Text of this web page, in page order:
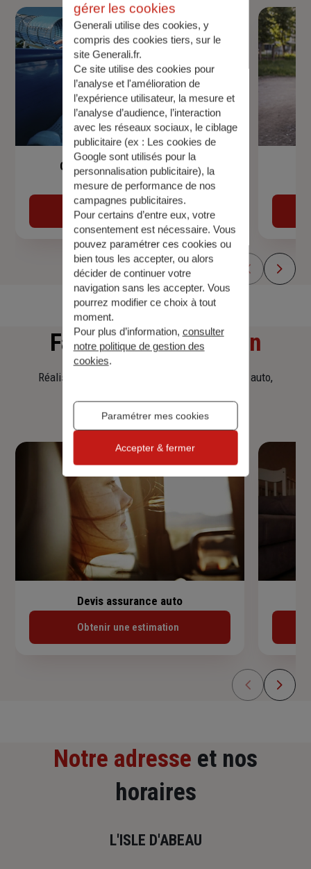
Garantie Accidents de la Vie
Découvrir
Faitesune simulation
Réalisez une simulation tarifaire d'assurance, auto,
Devis assurance auto
Obtenir une estimation
Notre adresse et nos
horaires
L'ISLE D'ABEAU
gérer les cookies
Generali utilise des cookies, y
compris des cookies tiers, sur le
site Generali.fr.
Ce site utilise des cookies pour
l’analyse et l'amélioration de
l’expérience utilisateur, la mesure et
l’analyse d’audience, l’interaction
avec les réseaux sociaux, le ciblage
publicitaire (ex : Les cookies de
Google sont utilisés pour la
personnalisation publicitaire), la
mesure de performance de nos
campagnes publicitaires.
Pour certains d’entre eux, votre
consentement est nécessaire. Vous
pouvez paramétrer ces cookies ou
bien tous les accepter, ou alors
décider de continuer votre
navigation sans les accepter. Vous
pourrez modifier ce choix à tout
moment.
Pour plus d’information, consulter
notre politique de gestion des
cookies.
Paramétrer mes cookies
Accepter & fermer